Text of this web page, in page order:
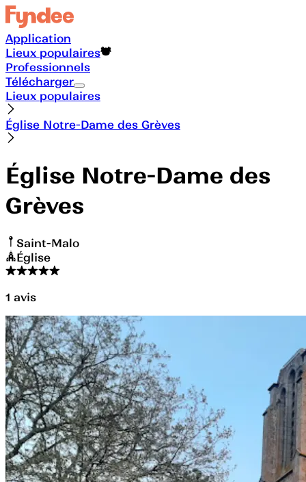
Application
Lieux populaires
Professionnels
Télécharger
Lieux populaires
Église Notre-Dame des Grèves
Église Notre-Dame des
Grèves
Saint-Malo
Église
1 avis